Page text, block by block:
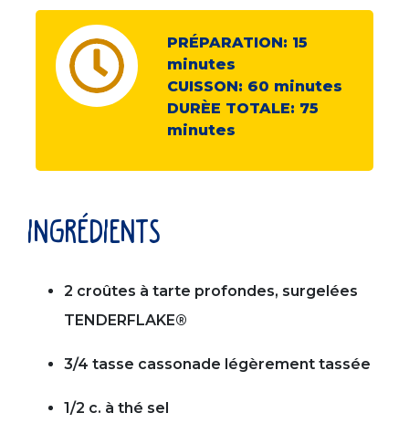
PRÉPARATION: 15
minutes
CUISSON: 60 minutes
DURÈE TOTALE: 75
minutes
ingrédients
2 croûtes à tarte profondes, surgelées
TENDERFLAKE®
3/4 tasse cassonade légèrement tassée
1/2 c. à thé sel